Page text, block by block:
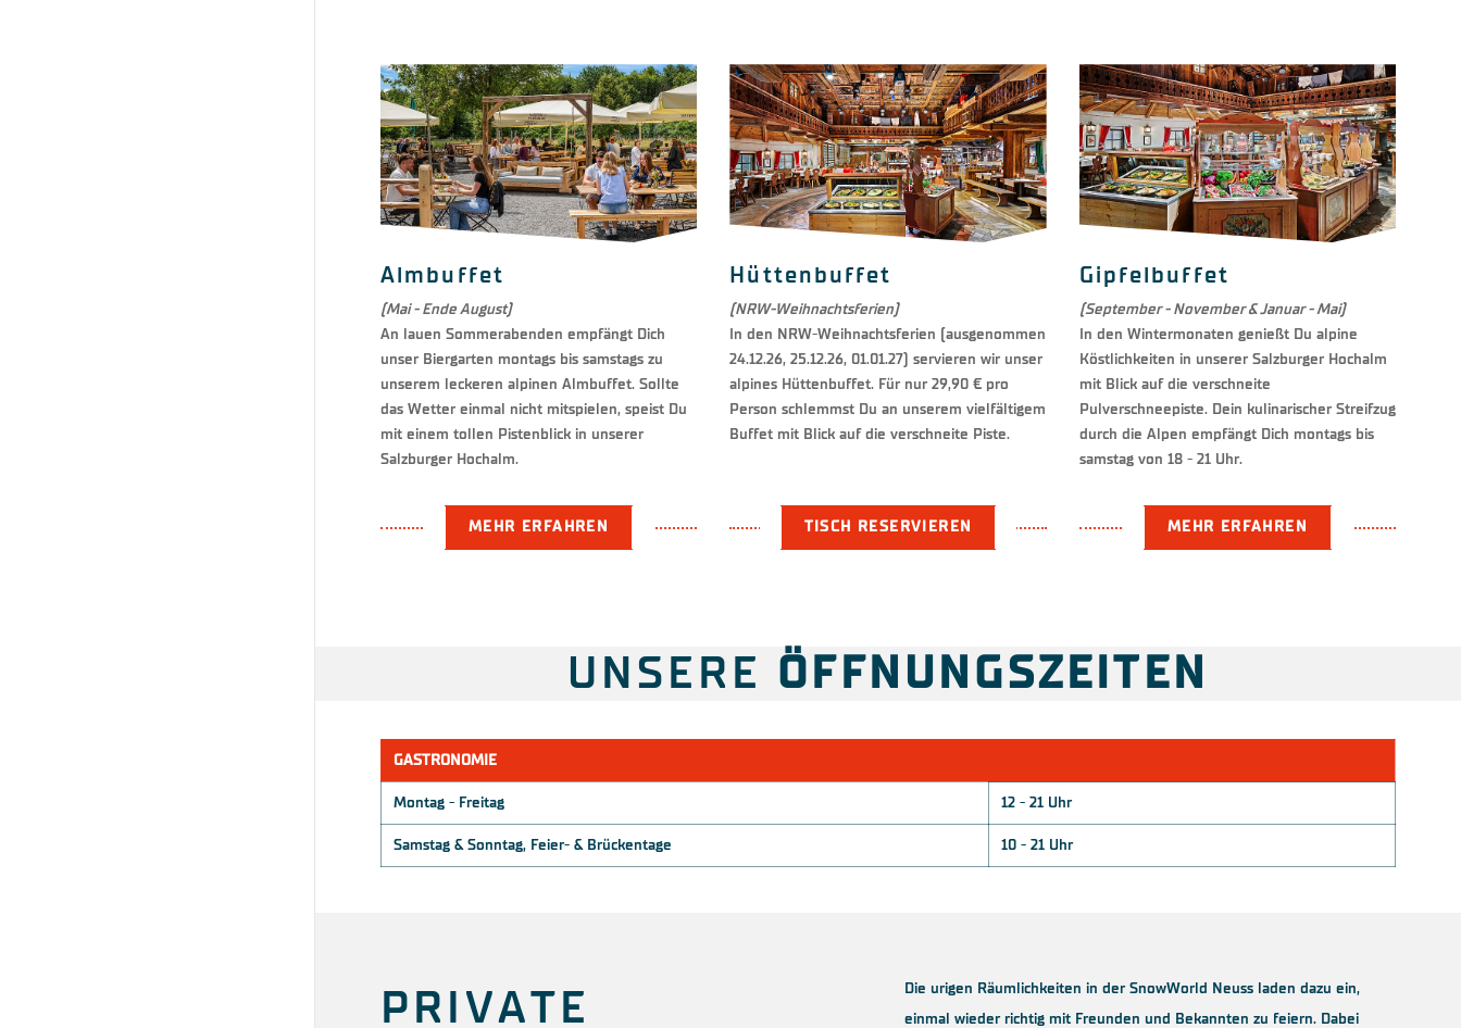
Almbuffet
(Mai - Ende August)
An lauen Sommerabenden empfängt Dich
unser Biergarten montags bis samstags zu
unserem leckeren alpinen Almbuffet. Sollte
das Wetter einmal nicht mitspielen, speist Du
mit einem tollen Pistenblick in unserer
Salzburger Hochalm.
MEHR ERFAHREN
Hüttenbuffet
(NRW-Weihnachtsferien)
In den NRW-Weihnachtsferien (ausgenommen
24.12.26, 25.12.26, 01.01.27) servieren wir unser
alpines Hüttenbuffet. Für nur 29,90 € pro
Person schlemmst Du an unserem vielfältigem
Buffet mit Blick auf die verschneite Piste.
TISCH RESERVIEREN
Gipfelbuffet
(September - November & Januar - Mai)
In den Wintermonaten genießt Du alpine
Köstlichkeiten in unserer Salzburger Hochalm
mit Blick auf die verschneite
Pulverschneepiste. Dein kulinarischer Streifzug
durch die Alpen empfängt Dich montags bis
samstag von 18 - 21 Uhr.
MEHR ERFAHREN
UNSERE ÖFFNUNGSZEITEN
GASTRONOMIE
Montag - Freitag 12 - 21 Uhr
Samstag & Sonntag, Feier- & Brückentage 10 - 21 Uhr
PRIVATE
Die urigen Räumlichkeiten in der SnowWorld Neuss laden dazu ein,
einmal wieder richtig mit Freunden und Bekannten zu feiern. Dabei